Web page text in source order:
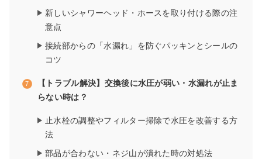
新しいシャワーヘッド・ホースを取り付ける際の注
意点
接続部からの「水漏れ」を防ぐパッキンとシールの
コツ
【トラブル解決】交換後に水圧が弱い・水漏れが止ま
らない時は？
止水栓の調整やフィルター掃除で水圧を改善する方
法
部品が合わない・ネジ山が潰れた時の対処法